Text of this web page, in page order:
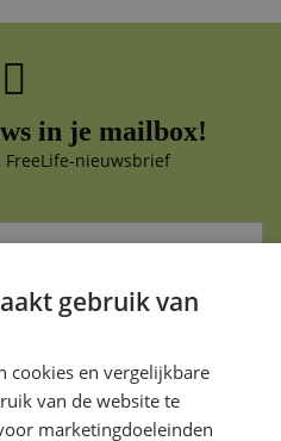
in je mailbox!
FreeLife-nieuwsbrief
niet gedeeld met anderen
gebruik van
cookies en vergelijkbare
van de website te
marketingdoeleinden